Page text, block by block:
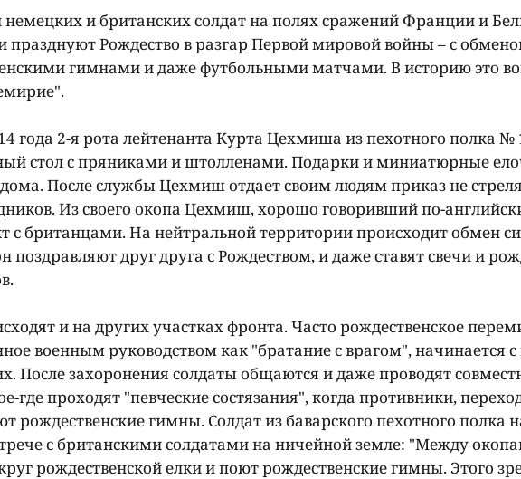
и британских солдат на полях сражений Франции и
празднуют Рождество в разгар Первой мировой войны – с
гимнами и даже футбольными матчами. В историю это
года 2-я рота лейтенанта Курта Цехмиша из пехотного полка №
стол с пряниками и штолленами. Подарки и миниатюрные
После службы Цехмиш отдает своим людям приказ не
Из своего окопа Цехмиш, хорошо говоривший по-
с британцами. На нейтральной территории происходит обмен
поздравляют друг друга с Рождеством, и даже ставят свечи и
и на других участках фронта. Часто рождественское
военным руководством как "братание с врагом", начинается
После захоронения солдаты общаются и даже проводят
где проходят "певческие состязания", когда противники,
рождественские гимны. Солдат из баварского пехотного полка
с британскими солдатами на ничейной земле: "Между
рождественской елки и поют рождественские гимны. Этого